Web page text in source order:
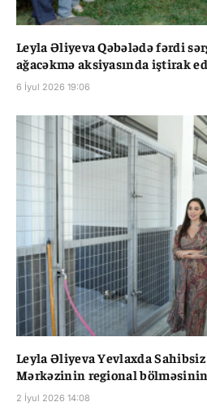
Leyla Əliyeva Qəbələdə fərdi
ağacəkmə aksiyasında iştirak
6 İyul 2026 19:06
Leyla Əliyeva Yevlaxda Sahibsiz
Mərkəzinin regional bölməsinin
2 İyul 2026 14:08